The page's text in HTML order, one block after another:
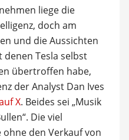
liege die
doch am
und die Aussichten
denen Tesla selbst
übertroffen habe,
der Analyst Dan Ives
X. Beides sei „Musik
Die viel
den Verkauf von